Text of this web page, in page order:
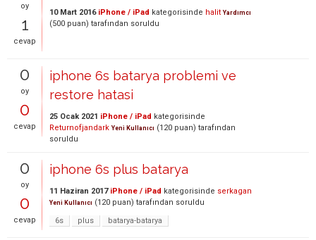
oy
1
cevap
10 Mart 2016 iPhone / iPad kategorisinde halit Yardımcı
(500 puan) tarafından soruldu
0
oy
0
cevap
iphone 6s batarya problemi ve
restore hatasi
25 Ocak 2021 iPhone / iPad kategorisinde
Returnofjandark Yeni Kullanıcı (120 puan) tarafından
soruldu
0
oy
0
cevap
iphone 6s plus batarya
11 Haziran 2017 iPhone / iPad kategorisinde serkagan
Yeni Kullanıcı (120 puan) tarafından soruldu
6s
plus batarya-batarya